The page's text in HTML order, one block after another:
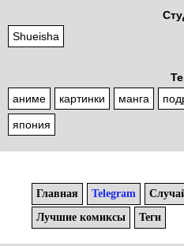
Shueisha
аниме
картинки манга
япония
Главная Telegram
Лучшие комиксы
Теги